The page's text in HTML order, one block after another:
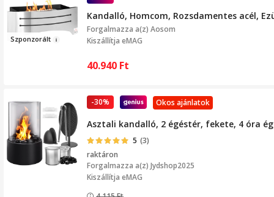
Szponzorált
Kandalló, Homcom, Rozsdamentes acél,
Forgalmazza a(z) Aosom
Kiszállítja eMAG
40.940 Ft
Okos ajánlatok
-30%
Asztali kandalló, 2 égéstér, fekete, 4 óra
5 (3)
raktáron
Forgalmazza a(z) Jydshop2025
Kiszállítja eMAG